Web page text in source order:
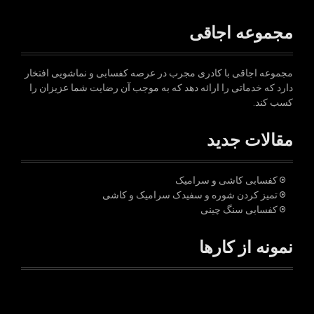
مجموعه اجاقی
مجموعه اجاقی با کادری مجرب در عرصه کفسابی و نماشویی افتخار
دارد که خدماتی را ارائه دهد که به موجب آن رضایت شما عزیزان را
کسب کند.
مقالات جدید
کفسابی کاشی و سرامیک
تمیز کردن شوره و سفیدک سرامیک و کاشی
کفسابی سنگ چینی
نمونه از کارها